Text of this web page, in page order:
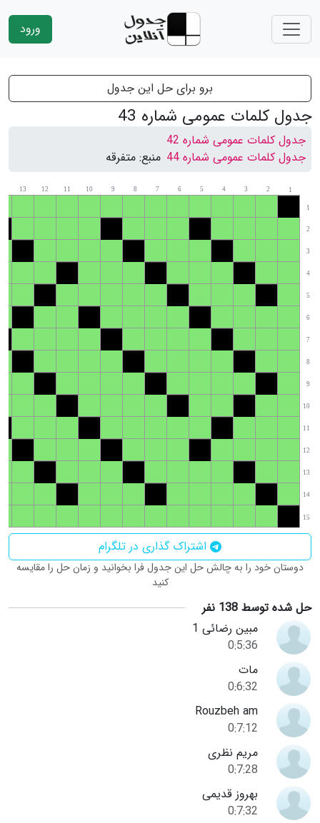
ورود
برو برای حل این جدول
جدول کلمات عمومی شماره 43
جدول کلمات عمومی شماره 42
جدول کلمات عمومی شماره 44
منبع: متفرقه
1
1
2
3
4
5
6
7
8
9
10
11
12
13
2
3
4
5
6
7
8
9
10
11
12
13
14
15
اشتراک گذاری در تلگرام
دوستان خود را به چالش حل این جدول فرا بخوانید و زمان حل را مقایسه
کنید
حل شده توسط 138 نفر
مبین رضائی 1
0:5:36
مات
0:6:32
Rouzbeh am
0:7:12
مریم نظری
0:7:28
بهروز قدیمی
0:7:32